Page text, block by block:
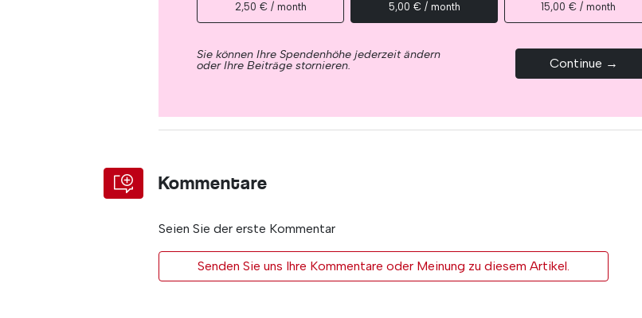
2,50 € / month 5,00 € / month 15,00 € / month
Sie können Ihre Spendenhöhe jederzeit ändern
oder Ihre Beiträge stornieren. Continue →
Kommentare
Seien Sie der erste Kommentar
Senden Sie uns Ihre Kommentare oder Meinung zu diesem Artikel.